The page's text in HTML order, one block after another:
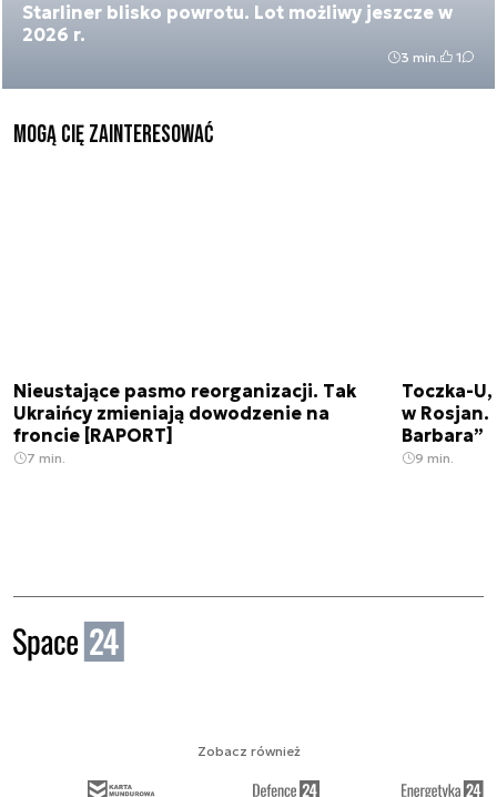
Starliner blisko powrotu. Lot możliwy jeszcze w
2026 r.
3 min. 1
Mogą Cię zainteresować
Nieustające pasmo reorganizacji. Tak
Ukraińcy zmieniają dowodzenie na
froncie [RAPORT]
7 min.
Toczka-
w Rosjan.
Barbara”
9 min.
Zobacz również